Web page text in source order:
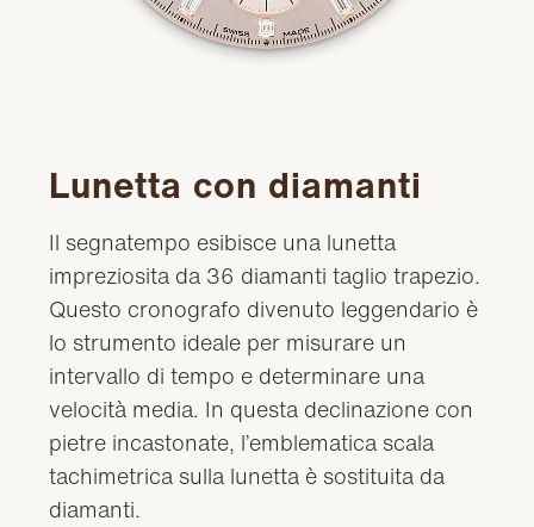
Lunetta con diamanti
Il segnatempo esibisce una lunetta
impreziosita da 36 diamanti taglio trapezio.
Questo cronografo divenuto leggendario è
lo strumento ideale per misurare un
intervallo di tempo e determinare una
velocità media. In questa declinazione con
pietre incastonate, l’emblematica scala
tachimetrica sulla lunetta è sostituita da
diamanti.